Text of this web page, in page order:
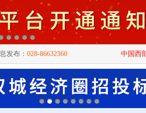
发布： 028-86632360 中国西